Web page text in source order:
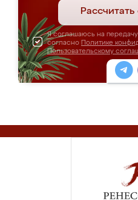
Я соглашаюсь на
согласно Политике
Пользовательскому